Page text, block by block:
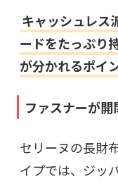
キャッシュレス
ードをたっぷり
が分かれるポイ
ファスナーが開
セリーヌの長財
イプでは、ジッ